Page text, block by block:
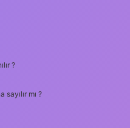
?
mı ?